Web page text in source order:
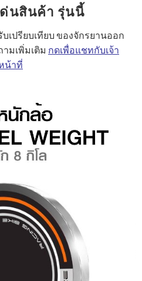
ด่นสินค้า รุ่นนี้
เปรียบเทียบ ของจักรยานออก
มเพิ่มเติม กดเพื่อแชทกับเจ้า
น้าที่